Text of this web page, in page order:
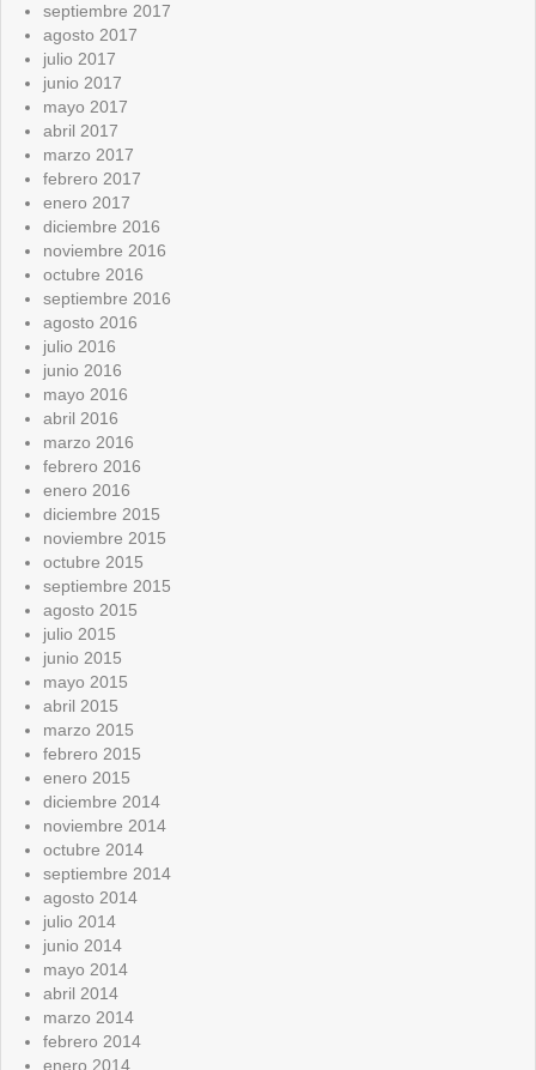
septiembre 2017
agosto 2017
julio 2017
junio 2017
mayo 2017
abril 2017
marzo 2017
febrero 2017
enero 2017
diciembre 2016
noviembre 2016
octubre 2016
septiembre 2016
agosto 2016
julio 2016
junio 2016
mayo 2016
abril 2016
marzo 2016
febrero 2016
enero 2016
diciembre 2015
noviembre 2015
octubre 2015
septiembre 2015
agosto 2015
julio 2015
junio 2015
mayo 2015
abril 2015
marzo 2015
febrero 2015
enero 2015
diciembre 2014
noviembre 2014
octubre 2014
septiembre 2014
agosto 2014
julio 2014
junio 2014
mayo 2014
abril 2014
marzo 2014
febrero 2014
enero 2014